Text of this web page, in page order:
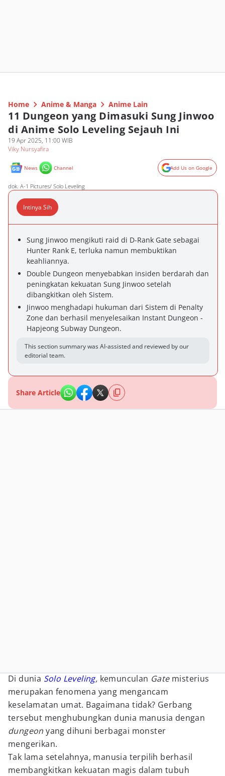
Home Anime & Manga Anime Lain
11 Dungeon yang Dimasuki Sung Jinwoo
di Anime Solo Leveling Sejauh Ini
19 Apr 2025, 11:00 WIB
Viky Nursyafira
News Channel Add Us on Google
dok. A-1 Pictures/ Solo Leveling
Intinya Sih
Sung Jinwoo mengikuti raid di D-Rank Gate sebagai
Hunter Rank E, terluka namun membuktikan
keahliannya.
Double Dungeon menyebabkan insiden berdarah dan
peningkatan kekuatan Sung Jinwoo setelah
dibangkitkan oleh Sistem.
Jinwoo menghadapi hukuman dari Sistem di Penalty
Zone dan berhasil menyelesaikan Instant Dungeon -
Hapjeong Subway Dungeon.
This section summary was AI-assisted and reviewed by our
editorial team.
Share Article
Di dunia Solo Leveling, kemunculan Gate misterius
merupakan fenomena yang mengancam
keselamatan umat. Bagaimana tidak? Gerbang
tersebut menghubungkan dunia manusia dengan
dungeonyang dihuni berbagai monster
mengerikan.
Tak lama setelahnya, manusia terpilih berhasil
membangkitkan kekuatan magis dalam tubuh